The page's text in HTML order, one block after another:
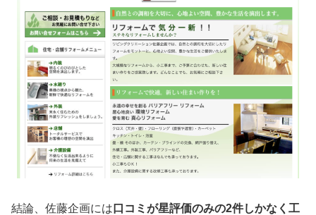
結論、佐藤企画には 口コミが星評価のみの2件しかなく工